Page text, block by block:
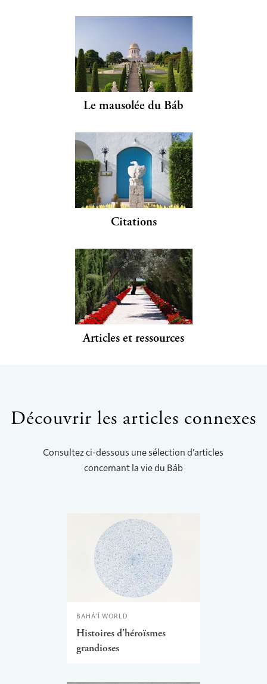
Le mausolée du Báb
Citations
Articles et ressources
Découvrir les articles connexes
Consultez ci-dessous une sélection d’articles
concernant la vie du Báb
BAHÁ’Í WORLD
Histoires d’héroïsmes
grandioses